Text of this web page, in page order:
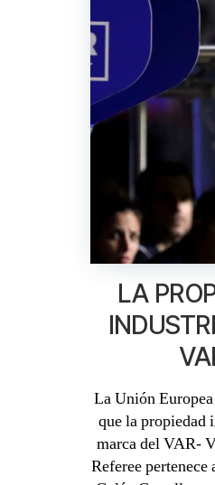
LA
La Unión
que la propiedad
marca del VAR-
Referee